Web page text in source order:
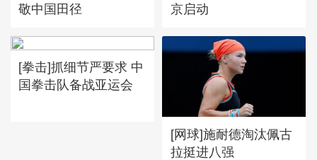
敬中国田径
京启动
[拳击]抓细节严要求 中
国拳击队备战亚运会
[网球]施耐德淘汰佩古
拉挺进八强